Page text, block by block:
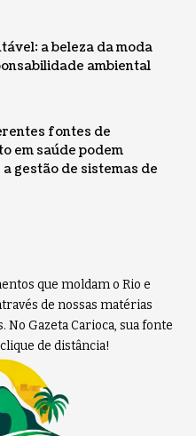
a beleza da moda
ambiental
fontes de
em saúde podem
gestão de sistemas de
que moldam o Rio e
de nossas matérias
Gazeta Carioca, sua fonte
de distância!